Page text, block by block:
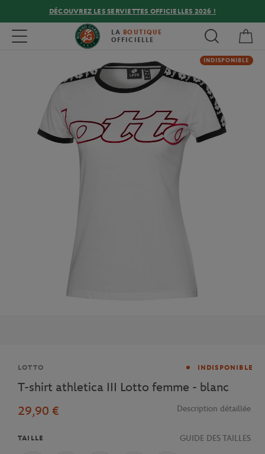
DÉCOUVREZ LES SERVIETTES OFFICIELLES 2026 !
Toggle navigation LA BOUTIQUE
OFFICIELLE
INDISPONIBLE
Marque
LOTTO INDISPONIBLE
T-shirt athletica III Lotto femme - blanc
29,90 €
Description détaillée
TAILLE GUIDE DES TAILLES